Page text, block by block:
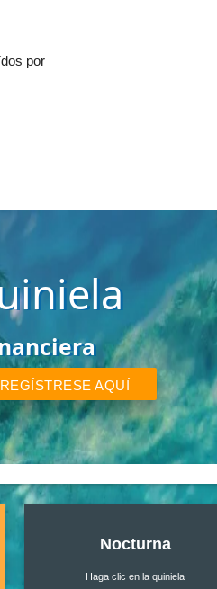
por
AQUÍ
Nocturna
Haga clic en la quiniela